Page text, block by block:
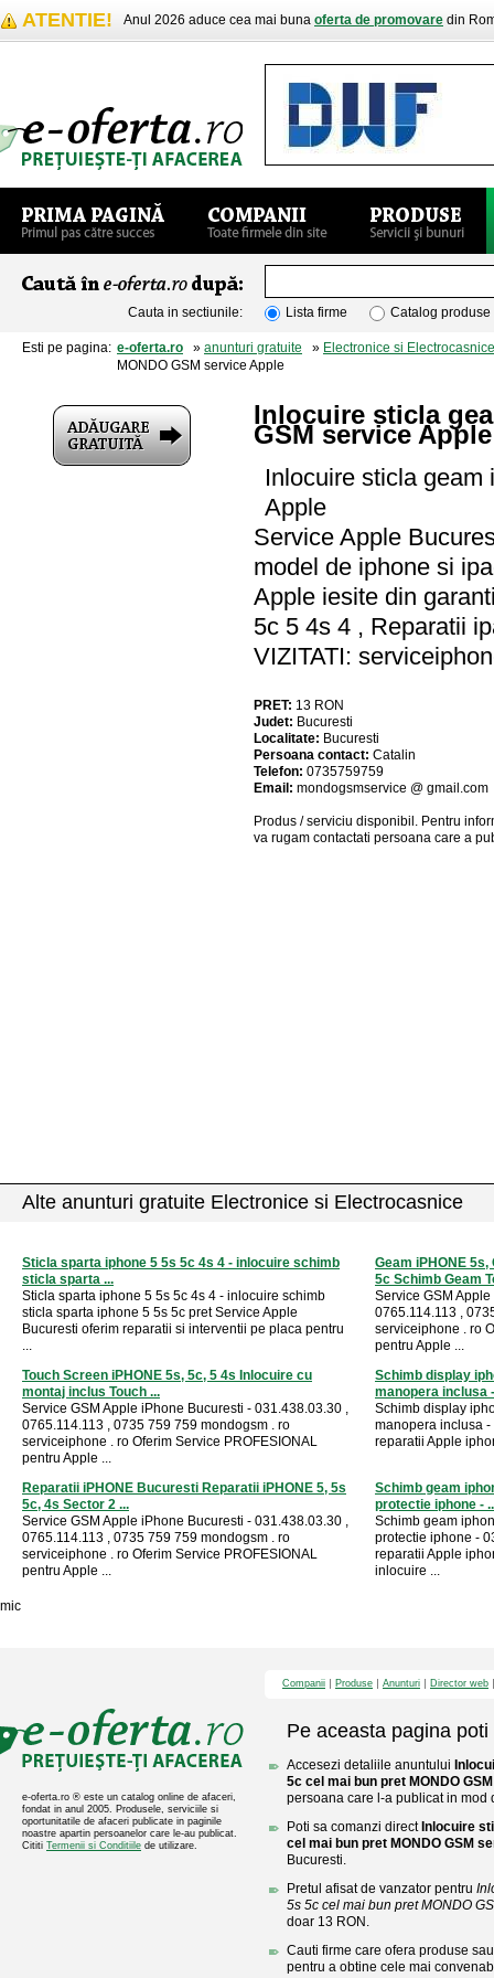
ATENTIE! Anul 2026 aduce cea mai buna oferta de promovare din
Cauta in sectiunile: Lista firme Catalog produse
Esti pe pagina: e-oferta.ro » anunturi gratuite » Electronice si Electrocasnice
MONDO GSM service Apple
Inlocuire sticla
GSM service Apple
Inlocuire sticla
Apple
Service Apple
model de iphone si
Apple iesite din
5c 5 4s 4 , Reparatii
VIZITATI:
PRET: 13 RON
Judet: Bucuresti
Localitate: Bucuresti
Persoana contact: Catalin
Telefon: 0735759759
Email: mondogsmservice @ gmail.com
Produs / serviciu disponibil . Pentru
va rugam contactati persoana care a
Alte anunturi gratuite Electronice si Electrocasnice
Sticla sparta iphone 5 5s 5c 4s 4 - inlocuire schimb
sticla sparta ...
Sticla sparta iphone 5 5s 5c 4s 4 - inlocuire schimb
sticla sparta iphone 5 5s 5c pret Service Apple
Bucuresti oferim reparatii si interventii pe placa pentru
...
Geam iPHONE 5s,
5c Schimb Geam
Service GSM
0765.114.113 ,
serviceiphone . ro
pentru Apple ...
Touch Screen iPHONE 5s, 5c, 5 4s Inlocuire cu
montaj inclus Touch ...
Service GSM Apple iPhone Bucuresti - 031.438.03.30 ,
0765.114.113 , 0735 759 759 mondogsm . ro
serviceiphone . ro Oferim Service PROFESIONAL
pentru Apple ...
Schimb display
manopera inclusa
Schimb display
manopera inclusa
reparatii Apple
Reparatii iPHONE Bucuresti Reparatii iPHONE 5, 5s
5c, 4s Sector 2 ...
Service GSM Apple iPhone Bucuresti - 031.438.03.30 ,
0765.114.113 , 0735 759 759 mondogsm . ro
serviceiphone . ro Oferim Service PROFESIONAL
pentru Apple ...
Schimb geam
protectie iphone -
Schimb geam
protectie iphone -
reparatii Apple
inlocuire ...
mic
e-oferta.ro ® este un catalog online de afaceri,
fondat in anul 2005. Produsele, serviciile si
oportunitatile de afaceri publicate in paginile
noastre apartin persoanelor care le-au publicat.
Cititi Termenii si Conditiile de utilizare.
Companii Produse Anunturi Director web
Pe aceasta pagina poti
Accesezi detaliile anuntului
5c cel mai bun pret MONDO
persoana care l-a publicat in mod
Poti sa comanzi direct Inlocuire
cel mai bun pret MONDO GSM
Bucuresti.
Pretul afisat de vanzator pentru
5s 5c cel mai bun pret MONDO
doar 13 RON.
Cauti firme care ofera produse
pentru a obtine cele mai